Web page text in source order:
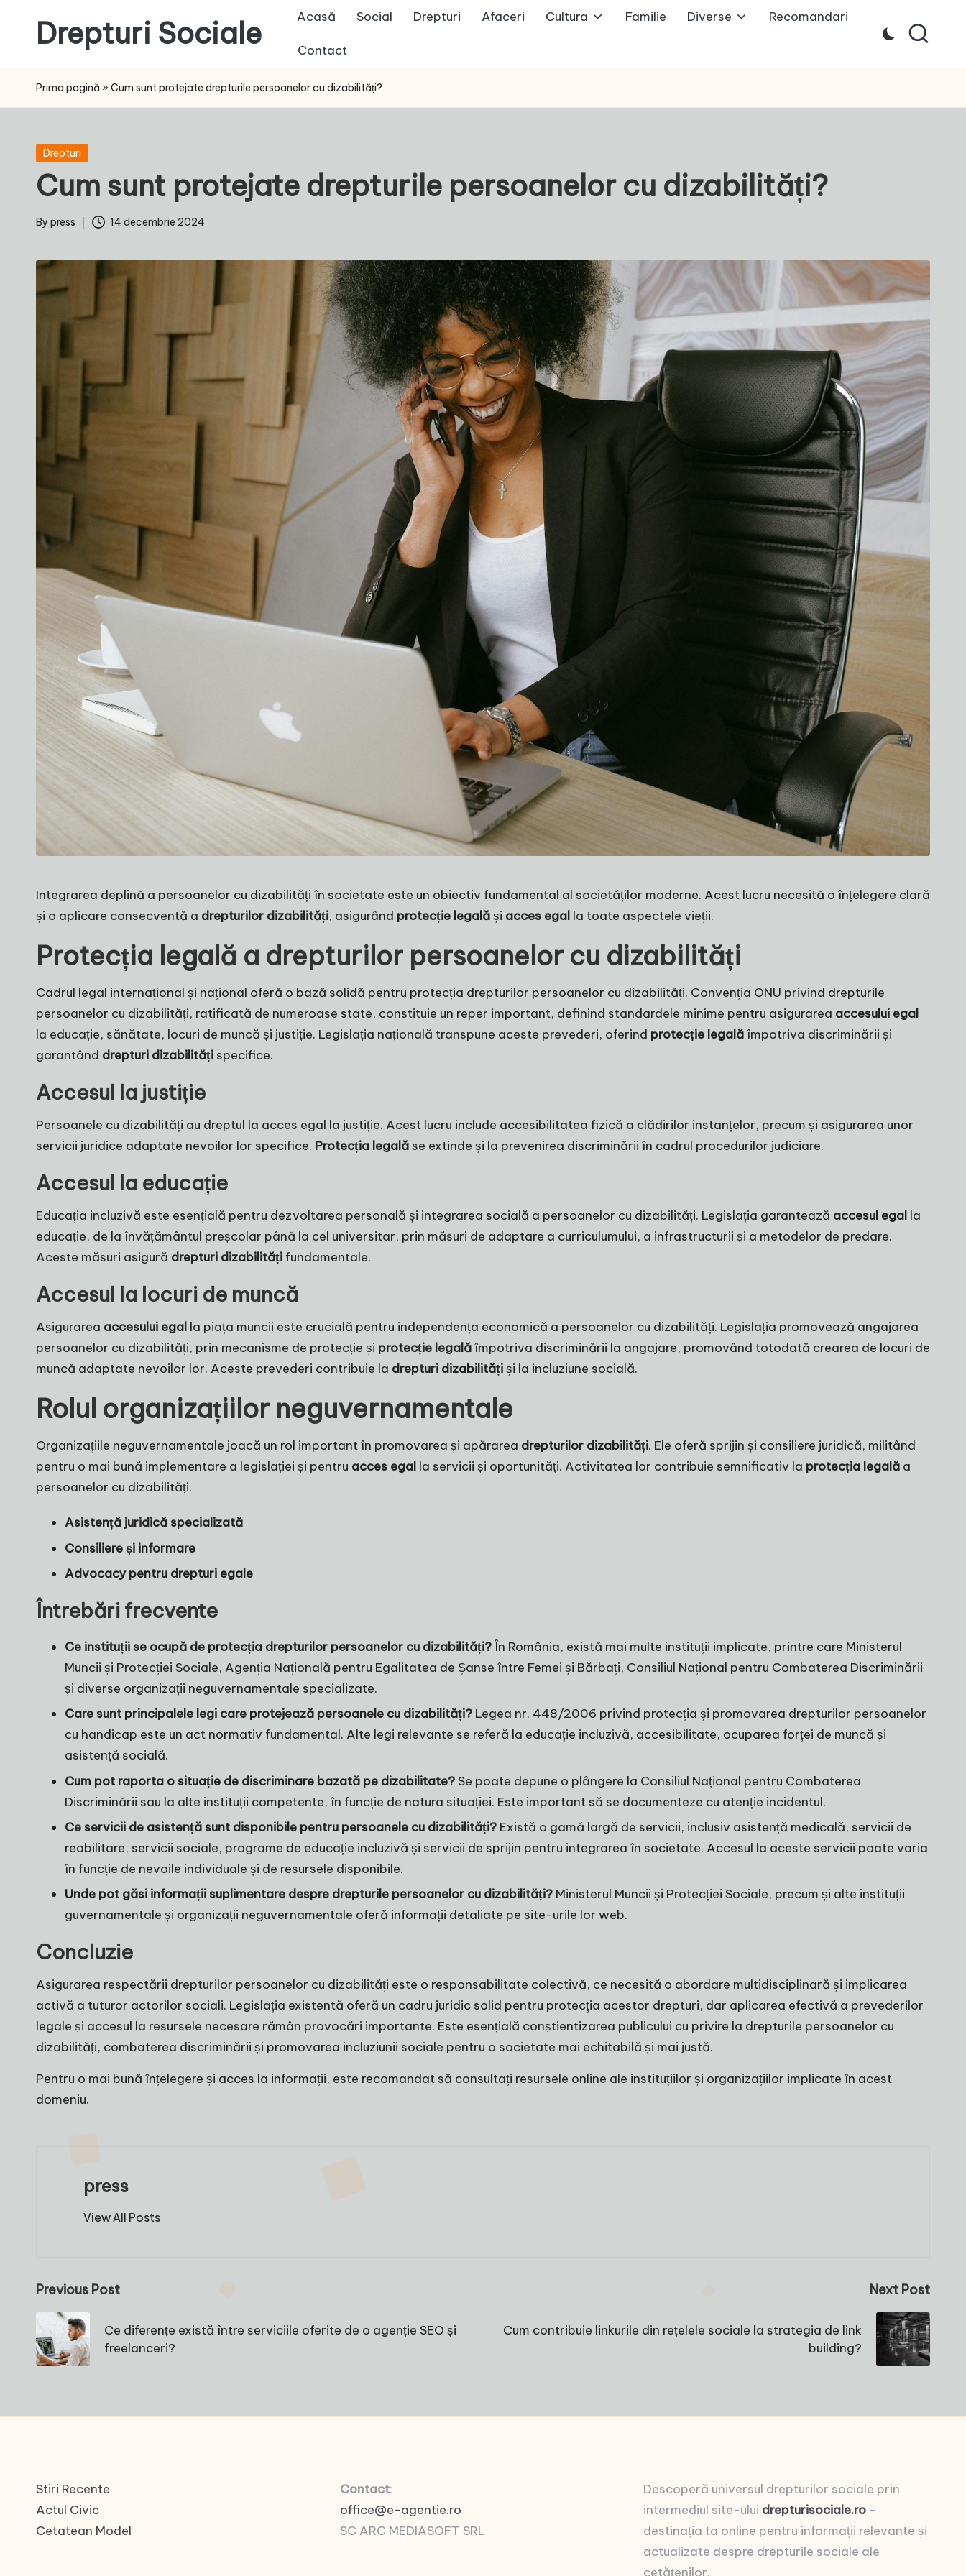
content
Drepturi Sociale
Drepturile
Sociale:
Ta,
Schimbarea
Noastră!
Acasă Social Drepturi Afaceri Cultura Familie Diverse Recomandari
Contact
Prima pagină » Cum sunt protejate drepturile persoanelor cu dizabilități?
Posted
Drepturi
Cum sunt protejate drepturile persoanelor cu dizabilități?
Posted
By press 14 decembrie 2024
Integrarea deplină a persoanelor cu dizabilități în societate este un obiectiv fundamental al societăților moderne. Acest lucru necesită o înțelegere clară
și o aplicare consecventă a drepturilor dizabilități, asigurând protecție legalăși acces egal la toate aspectele vieții.
Protecția legală a drepturilor persoanelor cu dizabilități
Cadrul legal internațional și național oferă o bază solidă pentru protecția drepturilor persoanelor cu dizabilități. Convenția ONU privind drepturile
persoanelor cu dizabilități, ratificată de numeroase state, constituie un reper important, definind standardele minime pentru asigurarea accesului egal
la educație, sănătate, locuri de muncă și justiție. Legislația națională transpune aceste prevederi, oferind protecție legalăîmpotriva discriminării și
garantând drepturi dizabilități specifice.
Accesul la justiție
Persoanele cu dizabilități au dreptul la acces egal la justiție. Acest lucru include accesibilitatea fizică a clădirilor instanțelor, precum și asigurarea unor
servicii juridice adaptate nevoilor lor specifice. Protecția legală se extinde și la prevenirea discriminării în cadrul procedurilor judiciare.
Accesul la educație
Educația incluzivă este esențială pentru dezvoltarea personală și integrarea socială a persoanelor cu dizabilități. Legislația garantează accesul egal la
educație, de la învățământul preșcolar până la cel universitar, prin măsuri de adaptare a curriculumului, a infrastructurii și a metodelor de predare.
Aceste măsuri asigură drepturi dizabilități fundamentale.
Accesul la locuri de muncă
Asigurarea accesului egal la piața muncii este crucială pentru independența economică a persoanelor cu dizabilități. Legislația promovează angajarea
persoanelor cu dizabilități, prin mecanisme de protecție și protecție legalăîmpotriva discriminării la angajare, promovând totodată crearea de locuri de
muncă adaptate nevoilor lor. Aceste prevederi contribuie la drepturi dizabilitățiși la incluziune socială.
Rolul organizațiilor neguvernamentale
Organizațiile neguvernamentale joacă un rol important în promovarea și apărarea drepturilor dizabilități. Ele oferă sprijin și consiliere juridică, militând
pentru o mai bună implementare a legislației și pentru acces egal la servicii și oportunități. Activitatea lor contribuie semnificativ la protecția legală a
persoanelor cu dizabilități.
Asistență juridică specializată
Consiliere și informare
Advocacy pentru drepturi egale
Întrebări frecvente
Ce instituții se ocupă de protecția drepturilor persoanelor cu dizabilități?În România, există mai multe instituții implicate, printre care Ministerul
Muncii și Protecției Sociale, Agenția Națională pentru Egalitatea de Șanse între Femei și Bărbați, Consiliul Național pentru Combaterea Discriminării
și diverse organizații neguvernamentale specializate.
Care sunt principalele legi care protejează persoanele cu dizabilități? Legea nr. 448/2006 privind protecția și promovarea drepturilor persoanelor
cu handicap este un act normativ fundamental. Alte legi relevante se referă la educație incluzivă, accesibilitate, ocuparea forței de muncă și
asistență socială.
Cum pot raporta o situație de discriminare bazată pe dizabilitate?Se poate depune o plângere la Consiliul Național pentru Combaterea
Discriminării sau la alte instituții competente, în funcție de natura situației. Este important să se documenteze cu atenție incidentul.
Ce servicii de asistență sunt disponibile pentru persoanele cu dizabilități? Există o gamă largă de servicii, inclusiv asistență medicală, servicii de
reabilitare, servicii sociale, programe de educație incluzivă și servicii de sprijin pentru integrarea în societate. Accesul la aceste servicii poate varia
în funcție de nevoile individuale și de resursele disponibile.
Unde pot găsi informații suplimentare despre drepturile persoanelor cu dizabilități? Ministerul Muncii și Protecției Sociale, precum și alte instituții
guvernamentale și organizații neguvernamentale oferă informații detaliate pe site-urile lor web.
Concluzie
Asigurarea respectării drepturilor persoanelor cu dizabilități este o responsabilitate colectivă, ce necesită o abordare multidisciplinară și implicarea
activă a tuturor actorilor sociali. Legislația existentă oferă un cadru juridic solid pentru protecția acestor drepturi, dar aplicarea efectivă a prevederilor
legale și accesul la resursele necesare rămân provocări importante. Este esențială conștientizarea publicului cu privire la drepturile persoanelor cu
dizabilități, combaterea discriminării și promovarea incluziunii sociale pentru o societate mai echitabilă și mai justă.
Pentru o mai bună înțelegere și acces la informații, este recomandat să consultați resursele online ale instituțiilor și organizațiilor implicate în acest
domeniu.
press
View All Posts
Post
navigation
Previous Post
Ce diferențe există între serviciile oferite de o agenție SEO și
freelanceri?
Next Post
Cum contribuie linkurile din rețelele sociale la strategia de link
building?
Stiri Recente
Actul Civic
Cetatean Model
Contact:
office@e-agentie.ro
SC ARC MEDIASOFT SRL
Descoperă universul drepturilor sociale prin
intermediul site-ului drepturisociale.ro -
destinația ta online pentru informații relevante și
actualizate despre drepturile sociale ale
cetățenilor.